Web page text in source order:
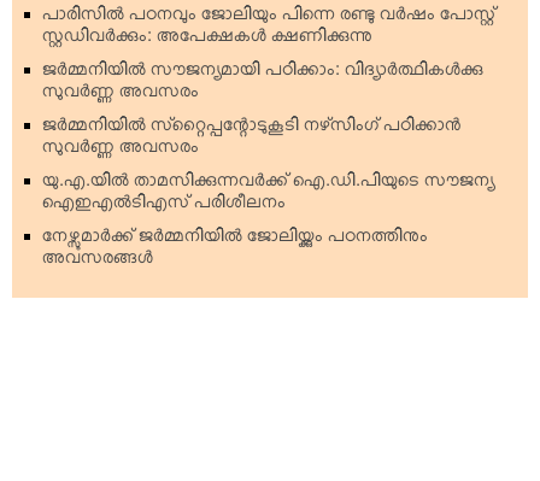
പാരിസില്‍ പഠനവും ജോലിയും പിന്നെ രണ്ടു വര്‍ഷം പോസ്റ്റ്
സ്റ്റഡിവര്‍ക്കും: അപേക്ഷകള്‍ ക്ഷണിക്കുന്നു
ജര്‍മ്മനിയില്‍ സൗജന്യമായി പഠിക്കാം: വിദ്യാര്‍ത്ഥികള്‍ക്കു
സുവര്‍ണ്ണ അവസരം
ജര്‍മ്മനിയില്‍ സ്‌റ്റൈപ്പന്റോടുകൂടി നഴ്‌സിംഗ് പഠിക്കാന്‍
സുവര്‍ണ്ണ അവസരം
യു.എ.യില്‍ താമസിക്കുന്നവര്‍ക്ക് ഐ.ഡി.പിയുടെ സൗജന്യ
ഐഇഎല്‍ടിഎസ് പരിശീലനം
നേഴ്സുമാര്‍ക്ക് ജര്‍മ്മനിയില്‍ ജോലിയ്ക്കും പഠനത്തിനും
അവസരങ്ങള്‍